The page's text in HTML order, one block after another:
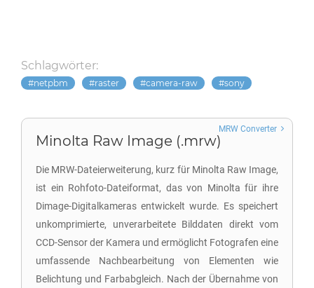
Schlagwörter:
netpbm raster camera-raw sony
Minolta Raw Image (.mrw)
Die MRW-Dateierweiterung, kurz für Minolta Raw Image,
ist ein Rohfoto-Dateiformat, das von Minolta für ihre
Dimage-Digitalkameras entwickelt wurde. Es speichert
unkomprimierte, unverarbeitete Bilddaten direkt vom
CCD-Sensor der Kamera und ermöglicht Fotografen eine
umfassende Nachbearbeitung von Elementen wie
Belichtung und Farbabgleich. Nach der Übernahme von
MRW Converter